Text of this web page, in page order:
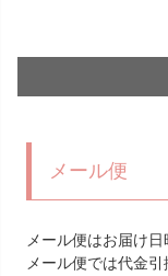
メール便
メール便はお届け日
メール便では代金引